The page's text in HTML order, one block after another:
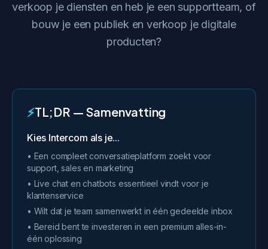
verkoop je diensten en heb je een supportteam, of
bouw je een publiek en verkoop je digitale
producten?
⚡TL;DR — Samenvatting
Kies Intercom als je...
• Een compleet conversatieplatform zoekt voor
support, sales en marketing
• Live chat en chatbots essentieel vindt voor je
klantenservice
• Wilt dat je team samenwerkt in één gedeelde inbox
• Bereid bent te investeren in een premium alles-in-
één oplossing